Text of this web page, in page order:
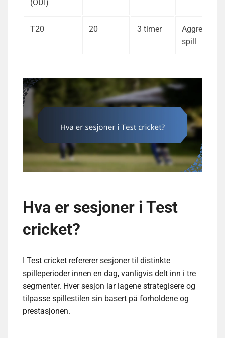
(ODI)
T20 20 3 timer
Aggressivt
spill
Hva er sesjoner i Test
cricket?
I Test cricket refererer sesjoner til distinkte
spilleperioder innen en dag, vanligvis delt inn i tre
segmenter. Hver sesjon lar lagene strategisere og
tilpasse spillestilen sin basert på forholdene og
prestasjonen.